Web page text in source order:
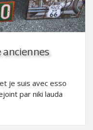
anciennes
je suis avec esso
par niki lauda